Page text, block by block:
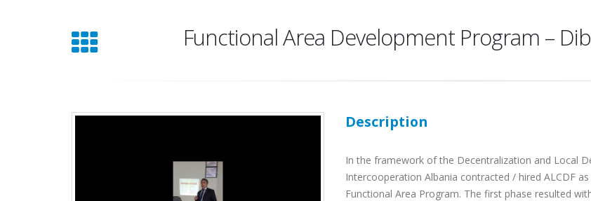
Functional Area Development Program –
Description
In the framework of the Decentralization and Local
Intercooperation Albania contracted / hired ALCDF
Functional Area Program. The first phase resulted